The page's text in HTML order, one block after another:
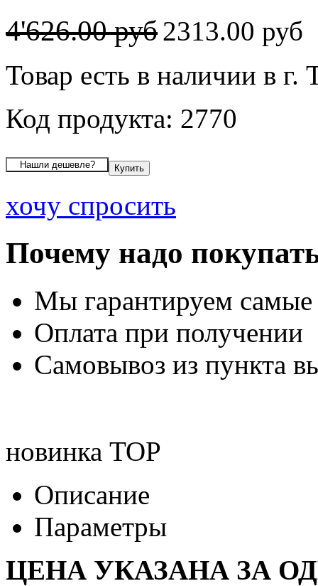
4'626.00 руб2313.00 руб
Товар есть в наличии в г.
Код продукта: 2770
хочу спросить
Почему надо
Мы гарантируем
Оплата при получении
Самовывоз из пункта
новинка TOP
Описание
Параметры
ЦЕНА УКАЗАНА ЗА